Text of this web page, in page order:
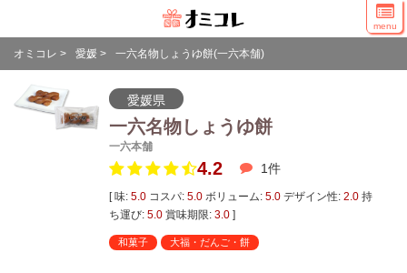
menu
オミコレ > 愛媛 > 一六名物しょうゆ餅(一六本舗)
愛媛県
一六名物しょうゆ餅
一六本舗
4.2 1件
[ 味: 5.0コスパ: 5.0ボリューム: 5.0デザイン性: 2.0持
ち運び: 5.0賞味期限: 3.0]
和菓子 大福・だんご・餅